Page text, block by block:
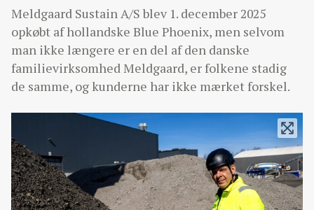
Meldgaard Sustain A/S blev 1. december 2025
opkøbt af hollandske Blue Phoenix, men selvom
man ikke længere er en del af den danske
familievirksomhed Meldgaard, er folkene stadig
de samme, og kunderne har ikke mærket forskel.